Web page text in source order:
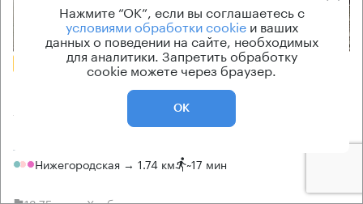
Еще фото
БЕЗ КОМИССИИ
Авиамоторная 50 с3
Нижегородская → 1.74 км ~17 мин
Нажмите “ОК”, если вы соглашаетесь с
условиями обработки cookieи ваших
данных о поведении на сайте, необходимых
для аналитики. Запретить обработку
cookie можете через браузер.
ОК